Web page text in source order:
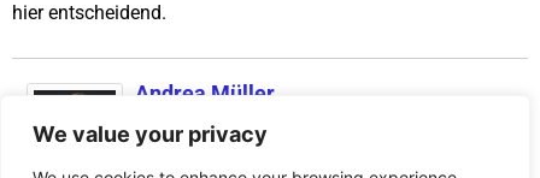
We value your privacy
hier entscheidend.
Andrea Müller
Andrea, 40 Jahre alt und Mutter von zwei Kindern, hat
für verschiedene Online-Redaktionen gearbeitet. Ihre
Leidenschaft fürs Lesen und zu Tieren begleitet sie